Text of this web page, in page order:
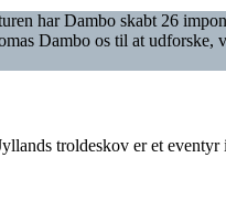
har Dambo skabt 26
Dambo os til at udforske,
troldeskov er et